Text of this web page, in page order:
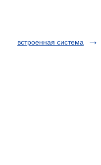
встроенная система